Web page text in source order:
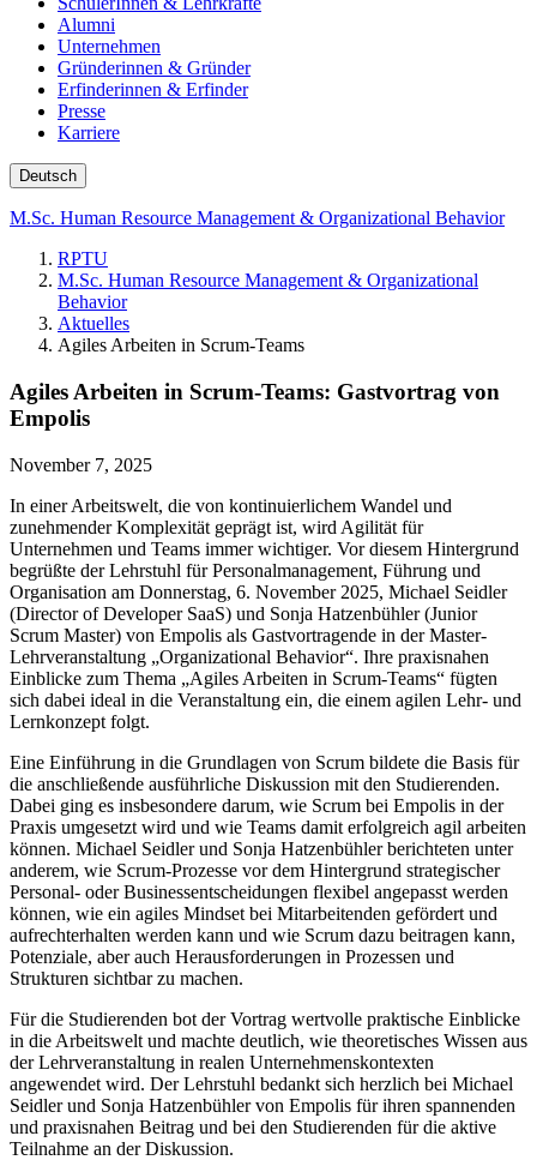
Alumni
Unternehmen
Gründerinnen & Gründer
Erfinderinnen & Erfinder
Presse
Karriere
Deutsch
M.Sc. Human Resource Management & Organizational Behavior
RPTU
M.Sc. Human Resource Management & Organizational
Behavior
Aktuelles
Agiles Arbeiten in Scrum-Teams
Agiles Arbeiten in Scrum-Teams: Gastvortrag von
Empolis
November 7, 2025
In einer Arbeitswelt, die von kontinuierlichem Wandel und
zunehmender Komplexität geprägt ist, wird Agilität für
Unternehmen und Teams immer wichtiger. Vor diesem Hintergrund
begrüßte der Lehrstuhl für Personalmanagement, Führung und
Organisation am Donnerstag, 6. November 2025, Michael Seidler
(Director of Developer SaaS) und Sonja Hatzenbühler (Junior
Scrum Master) von Empolis als Gastvortragende in der Master-
Lehrveranstaltung „Organizational Behavior“. Ihre praxisnahen
Einblicke zum Thema „Agiles Arbeiten in Scrum-Teams“ fügten
sich dabei ideal in die Veranstaltung ein, die einem agilen Lehr- und
Lernkonzept folgt.
Eine Einführung in die Grundlagen von Scrum bildete die Basis für
die anschließende ausführliche Diskussion mit den Studierenden.
Dabei ging es insbesondere darum, wie Scrum bei Empolis in der
Praxis umgesetzt wird und wie Teams damit erfolgreich agil arbeiten
können. Michael Seidler und Sonja Hatzenbühler berichteten unter
anderem, wie Scrum-Prozesse vor dem Hintergrund strategischer
Personal- oder Businessentscheidungen flexibel angepasst werden
können, wie ein agiles Mindset bei Mitarbeitenden gefördert und
aufrechterhalten werden kann und wie Scrum dazu beitragen kann,
Potenziale, aber auch Herausforderungen in Prozessen und
Strukturen sichtbar zu machen.
Für die Studierenden bot der Vortrag wertvolle praktische Einblicke
in die Arbeitswelt und machte deutlich, wie theoretisches Wissen aus
der Lehrveranstaltung in realen Unternehmenskontexten
angewendet wird. Der Lehrstuhl bedankt sich herzlich bei Michael
Seidler und Sonja Hatzenbühler von Empolis für ihren spannenden
und praxisnahen Beitrag und bei den Studierenden für die aktive
Teilnahme an der Diskussion.